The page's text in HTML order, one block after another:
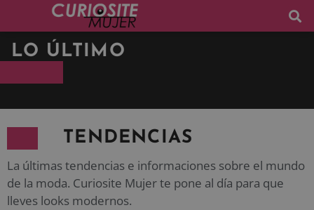
LO ÚLTIMO
TENDENCIAS
La últimas tendencias e informaciones sobre el mundo
de la moda. Curiosite Mujer te pone al día para que
lleves looks modernos.